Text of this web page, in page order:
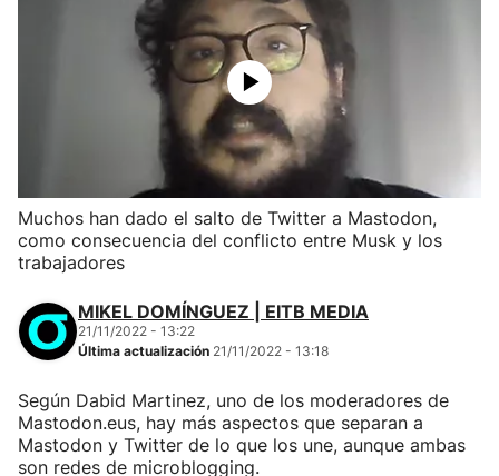
Muchos han dado el salto de Twitter a Mastodon,
como consecuencia del conflicto entre Musk y los
trabajadores
MIKEL DOMÍNGUEZ | EITB MEDIA
21/11/2022 - 13:22
Última actualización 21/11/2022 - 13:18
Según Dabid Martinez, uno de los moderadores de
Mastodon.eus, hay más aspectos que separan a
Mastodon y Twitter de lo que los une, aunque ambas
son redes de microblogging.